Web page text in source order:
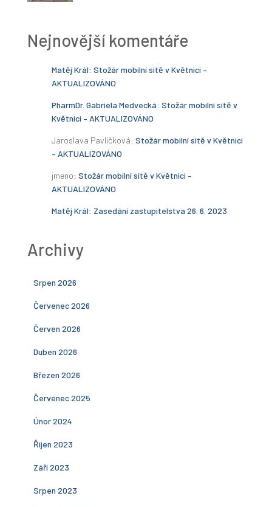
Nejnovější komentáře
Matěj Král: Stožár mobilní sítě v Květnici –
AKTUALIZOVÁNO
PharmDr. Gabriela Medvecká: Stožár mobilní sítě v
Květnici – AKTUALIZOVÁNO
Jaroslava Pavlíčková: Stožár mobilní sítě v Květnici
– AKTUALIZOVÁNO
jmeno: Stožár mobilní sítě v Květnici –
AKTUALIZOVÁNO
Matěj Král: Zasedání zastupitelstva 26. 6. 2023
Archivy
Srpen 2026
Červenec 2026
Červen 2026
Duben 2026
Březen 2026
Červenec 2025
Únor 2024
Říjen 2023
Září 2023
Srpen 2023